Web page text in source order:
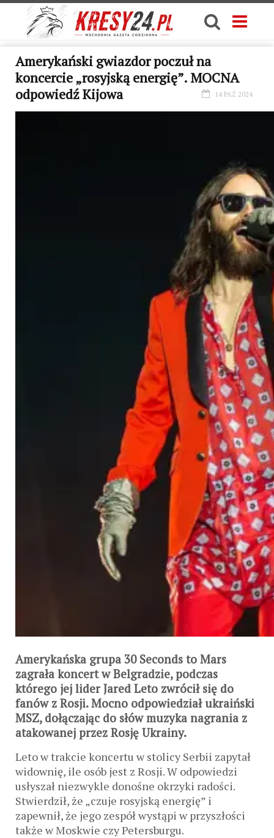
Amerykański gwiazdor poczuł na
koncercie „rosyjską energię”. MOCNA
odpowiedź Kijowa
14 PAŹ 2024
Amerykańska grupa 30 Seconds to Mars
zagrała koncert w Belgradzie, podczas
którego jej lider Jared Leto zwrócił się do
fanów z Rosji. Mocno odpowiedział ukraiński
MSZ, dołączając do słów muzyka nagrania z
atakowanej przez Rosję Ukrainy.
Leto w trakcie koncertu w stolicy Serbii zapytał
widownię, ile osób jest z Rosji. W odpowiedzi
usłyszał niezwykle donośne okrzyki radości.
Stwierdził, że „czuje rosyjską energię” i
zapewnił, że jego zespół wystąpi w przyszłości
także w Moskwie czy Petersburgu.